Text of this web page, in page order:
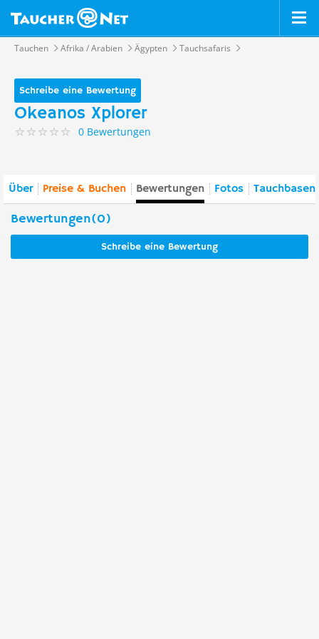
Tauchen Afrika / Arabien Ägypten Tauchsafaris
Schreibe eine Bewertung
Okeanos Xplorer
0 Bewertungen
Über Preise & Buchen Bewertungen Fotos
Bewertungen(0)
Schreibe eine Bewertung